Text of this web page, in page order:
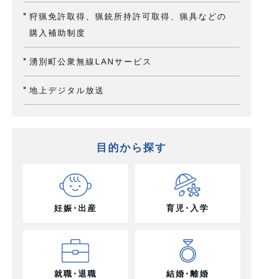
狩猟免許取得、猟銃所持許可取得、猟具などの
購入補助制度
湧別町公衆無線LANサービス
地上デジタル放送
目的から探す
妊娠･出産 育児･入学
就職･退職 結婚･離婚